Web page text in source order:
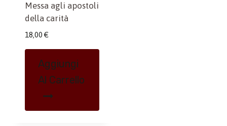
Messa agli apostoli
della carità
18,00 €
Aggiungi
Al Carrello